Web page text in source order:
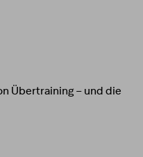
Übertraining – und die